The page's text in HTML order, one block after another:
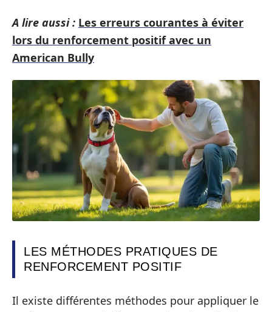
A lire aussi : Les erreurs courantes à éviter
lors du renforcement positif avec un
American Bully
LES MÉTHODES PRATIQUES DE
RENFORCEMENT POSITIF
Il existe différentes méthodes pour appliquer le